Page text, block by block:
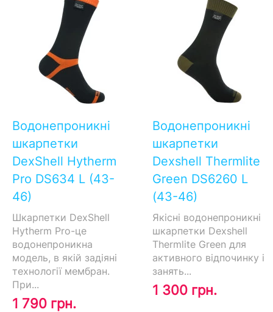
Водонепроникні
шкарпетки
DexShell Hytherm
Pro DS634 L (43-
46)
Шкарпетки DexShell
Hytherm Pro-це
водонепроникна
модель, в якій задіяні
технології мембран.
При...
1 790 грн.
Водонепроникні
шкарпетки
Dexshell Thermlite
Green DS6260 L
(43-46)
Якісні водонепроникні
шкарпетки Dexshell
Thermlite Green для
активного відпочинку і
занять...
1 300 грн.